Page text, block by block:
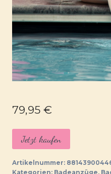
79,95 €
Jetzt kaufen
Artikelnummer:
Kategorien: Badeanzüge,